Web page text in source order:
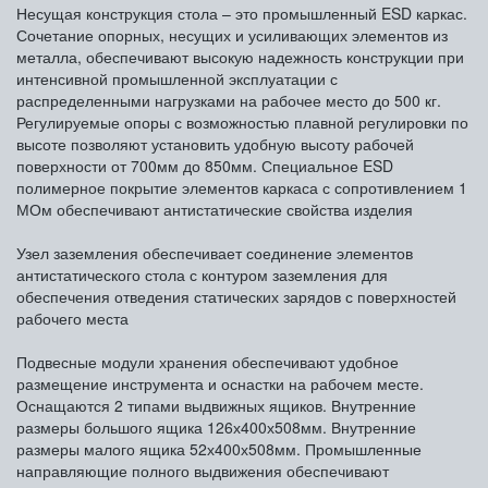
Несущая конструкция стола – это промышленный ESD каркас.
Сочетание опорных, несущих и усиливающих элементов из
металла, обеспечивают высокую надежность конструкции при
интенсивной промышленной эксплуатации с
распределенными нагрузками на рабочее место до 500 кг.
Регулируемые опоры с возможностью плавной регулировки по
высоте позволяют установить удобную высоту рабочей
поверхности от 700мм до 850мм. Специальное ESD
полимерное покрытие элементов каркаса с сопротивлением 1
МОм обеспечивают антистатические свойства изделия
Узел заземления обеспечивает соединение элементов
антистатического стола с контуром заземления для
обеспечения отведения статических зарядов с поверхностей
рабочего места
Подвесные модули хранения обеспечивают удобное
размещение инструмента и оснастки на рабочем месте.
Оснащаются 2 типами выдвижных ящиков. Внутренние
размеры большого ящика 126х400х508мм. Внутренние
размеры малого ящика 52х400х508мм. Промышленные
направляющие полного выдвижения обеспечивают